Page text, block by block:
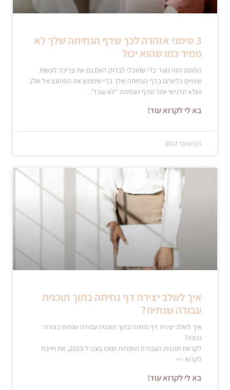
3 סימני אזהרה לכך שדף הנחיתה שלך לא
ממיר כמו שהוא יכול
הפוסט הזה נועד כדי שתוכלי לבדוק האם גם את צריכה לעשות
שינויים כלשהם בדף הנחיתה שלך כדי שיממש את הפוטנציאל שלו,
ושלא תרגישי יותר שדף הנחיתה "לא עובד".
בא לי לקרוא עוד!
5 בדצמבר 2022
איך לשלב יצירת דף נחיתה בתוך תוכנית
עבודה שנתית?
איך לשלב יצירת דף נחיתה בתוך תוכנית עבודה שנתית בצורה
נכונה?
לקראת תוכנית העבודה השנתית שאת בונה ל-2023, את חייבת
לקרוא >>
בא לי לקרוא עוד!